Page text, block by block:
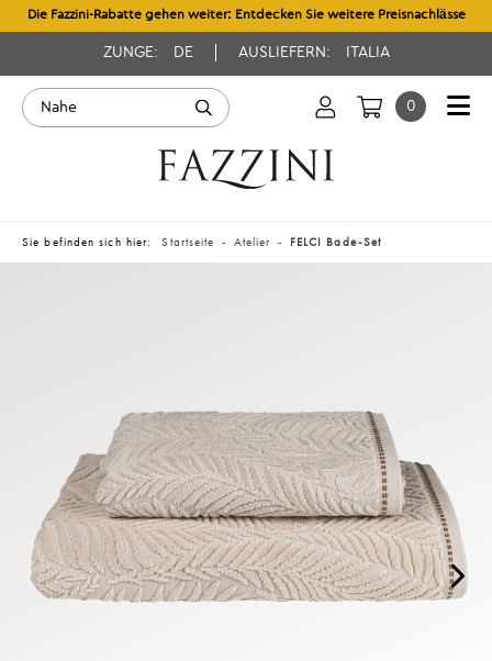
Die Fazzini-Rabatte gehen weiter: Entdecken Sie weitere Preisnachlässe
ZUNGE: DE AUSLIEFERN: ITALIA
0
Sie befinden sich hier: Startseite Atelier FELCI Bade-Set